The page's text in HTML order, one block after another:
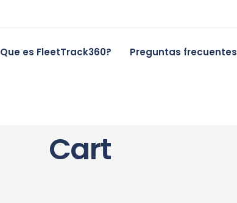
Que es FleetTrack360? Preguntas frecuentes
Cart